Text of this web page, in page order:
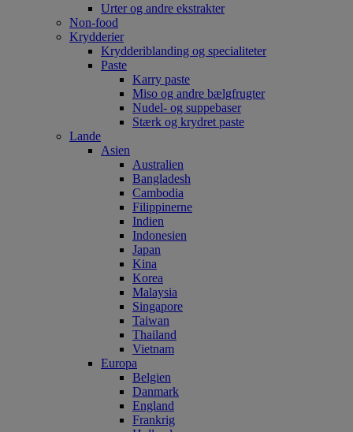
Urter og andre ekstrakter
Non-food
Krydderier
Krydderiblanding og specialiteter
Paste
Karry paste
Miso og andre bælgfrugter
Nudel- og suppebaser
Stærk og krydret paste
Lande
Asien
Australien
Bangladesh
Cambodia
Filippinerne
Indien
Indonesien
Japan
Kina
Korea
Malaysia
Singapore
Taiwan
Thailand
Vietnam
Europa
Belgien
Danmark
England
Frankrig